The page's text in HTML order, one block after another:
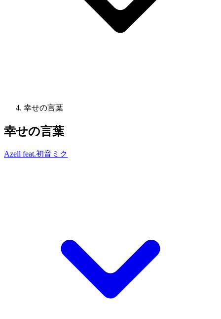
幸せの言葉
幸せの言葉
Azell feat.初音ミク